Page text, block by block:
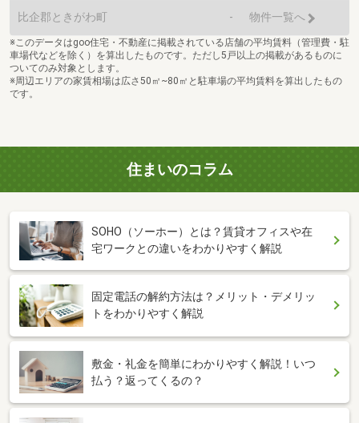
比企郡ときがわ町 - 物件一覧へ
※このデータはgoo住宅・不動産に掲載されている店舗の平均賃料（管理費・駐
車場代などを除く）を算出したものです。ただし5戸以上の掲載があるものに
ついてのみ対象とします。
※周辺エリアの家賃相場は広さ50㎡~80㎡と駐車場の平均賃料を算出したもの
です。
住まいのコラム
SOHO（ソーホー）とは？賃貸オフィスや在
宅ワークとの違いをわかりやすく解説
固定電話の解約方法は？メリット・デメリッ
トをわかりやすく解説
敷金・礼金を簡単にわかりやすく解説！いつ
払う？返ってくるの？